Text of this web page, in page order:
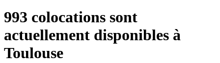
993 colocations sont
actuellement disponibles à
Toulouse